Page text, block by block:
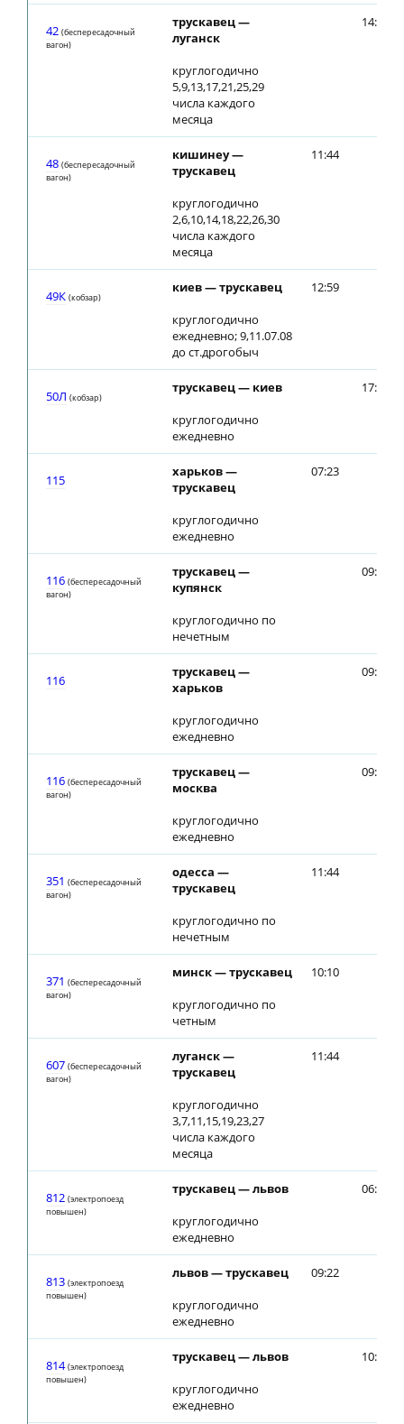
42 (беспересадочный
вагон)
трускавец —
луганск
круглогодично
5,9,13,17,21,25,29
числа каждого
месяца
14:30
48 (беспересадочный
вагон)
кишинеу —
трускавец
круглогодично
2,6,10,14,18,22,26,30
числа каждого
месяца
11:44
49К (кобзар)
киев — трускавец
круглогодично
ежедневно; 9,11.07.08
до ст.дрогобыч
12:59
50Л (кобзар)
трускавец — киев
круглогодично
ежедневно
17:03
115
харьков —
трускавец
круглогодично
ежедневно
07:23
116 (беспересадочный
вагон)
трускавец —
купянск
круглогодично по
нечетным
09:23
116
трускавец —
харьков
круглогодично
ежедневно
09:23
116 (беспересадочный
вагон)
трускавец —
москва
круглогодично
ежедневно
09:23
351 (беспересадочный
вагон)
одесса —
трускавец
круглогодично по
нечетным
11:44
371 (беспересадочный
вагон)
минск — трускавец
круглогодично по
четным
10:10
607 (беспересадочный
вагон)
луганск —
трускавец
круглогодично
3,7,11,15,19,23,27
числа каждого
месяца
11:44
812 (электропоезд
повышен)
трускавец — львов
круглогодично
ежедневно
06:22
813 (электропоезд
повышен)
львов — трускавец
круглогодично
ежедневно
09:22
814 (электропоезд
повышен)
трускавец — львов
круглогодично
ежедневно
10:25